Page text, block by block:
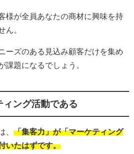
様が全員あなたの商材に興味を持
ん。
ーズのある見込み顧客だけを集め
課題になるでしょう。
ィング活動である
、 「集客力」が「マーケティング
いたはずです。